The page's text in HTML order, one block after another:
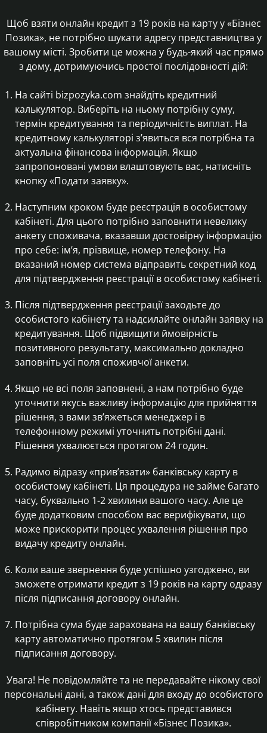
Щоб взяти онлайн кредит з 19 років на карту у «Бізнес
Позика», не потрібно шукати адресу представництва у
вашому місті. Зробити це можна у будь-який час прямо
з дому, дотримуючись простої послідовності дій:
На сайті bizpozyka.com знайдіть кредитний
калькулятор. Виберіть на ньому потрібну суму,
термін кредитування та періодичність виплат. На
кредитному калькуляторі з’явиться вся потрібна та
актуальна фінансова інформація. Якщо
запропоновані умови влаштовують вас, натисніть
кнопку «Подати заявку».
Наступним кроком буде реєстрація в особистому
кабінеті. Для цього потрібно заповнити невелику
анкету споживача, вказавши достовірну інформацію
про себе: ім’я, прізвище, номер телефону. На
вказаний номер система відправить секретний код
для підтвердження реєстрації в особистому кабінеті.
Після підтвердження реєстрації заходьте до
особистого кабінету та надсилайте онлайн заявку на
кредитування. Щоб підвищити ймовірність
позитивного результату, максимально докладно
заповніть усі поля споживчої анкети.
Якщо не всі поля заповнені, а нам потрібно буде
уточнити якусь важливу інформацію для прийняття
рішення, з вами зв’яжеться менеджер і в
телефонному режимі уточнить потрібні дані.
Рішення ухвалюється протягом 24 годин.
Радимо відразу «прив’язати» банківську карту в
особистому кабінеті. Ця процедура не займе багато
часу, буквально 1-2 хвилини вашого часу. Але це
буде додатковим способом вас верифікувати, що
може прискорити процес ухвалення рішення про
видачу кредиту онлайн.
Коли ваше звернення буде успішно узгоджено, ви
зможете отримати кредит з 19 років на карту одразу
після підписання договору онлайн.
Потрібна сума буде зарахована на вашу банківську
карту автоматично протягом 5 хвилин після
підписання договору.
Увага! Не повідомляйте та не передавайте нікому свої
персональні дані, а також дані для входу до особистого
кабінету. Навіть якщо хтось представився
співробітником компанії «Бізнес Позика».